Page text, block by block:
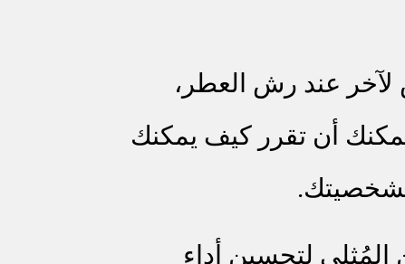
عند رش العطر،
أن تقرر كيف يمكنك
لتحسين أداء